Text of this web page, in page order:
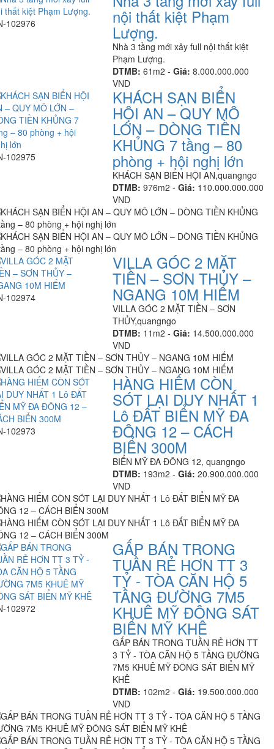
102976 nội thất kiệt Phạm
Lượng.
Nhà 3 tầng mới xây full nội thất kiệt
Phạm Lượng.
DTMB: 61m2 -Giá: 8.000.000.000
VND
102975
KHÁCH SẠN BIỂN
HỘI AN – QUY MÔ
LỚN – DÒNG TIỀN
KHỦNG 7 tầng – 80
phòng + hội nghị lớn
KHÁCH SẠN BIỂN HỘI AN,quangngo
DTMB: 976m2 -Giá: 110.000.000.000
VND
102974
VILLA GÓC 2 MẶT
TIỀN – SƠN THỦY –
NGANG 10M HIẾM
VILLA GÓC 2 MẶT TIỀN – SƠN
THỦY,quangngo
DTMB: 11m2 -Giá: 14.500.000.000
VND
102973
HÀNG HIẾM CÒN
SÓT LẠI DUY NHẤT 1
Lô ĐẤT BIỂN MỸ ĐA
ĐÔNG 12 – CÁCH
BIỂN 300M
BIỂN MỸ ĐA ĐÔNG 12, quangngo
DTMB: 193m2 -Giá: 20.900.000.000
VND
102972
GẤP BÁN TRONG
TUẦN RẺ HƠN TT 3
TỶ - TÒA CĂN HỘ 5
TẦNG ĐƯỜNG 7M5
KHUÊ MỸ ĐÔNG SÁT
BIỂN MỸ KHÊ
GẤP BÁN TRONG TUẦN RẺ HƠN TT
3 TỶ - TÒA CĂN HỘ 5 TẦNG ĐƯỜNG
7M5 KHUÊ MỸ ĐÔNG SÁT BIỂN MỸ
KHÊ
DTMB: 102m2 -Giá: 19.500.000.000
VND